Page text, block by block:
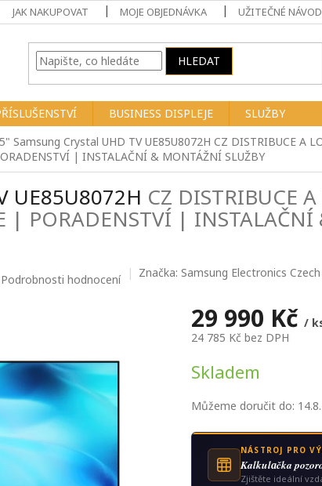
JAK NAKUPOVAT MOJE OBJEDNÁVKA UŽITEČNÉ
HLEDAT
BUSINESS DISPLEJE SLUŽBY
Samsung Crystal UHD TV UE85U8072HCZ DISTRIBUCE A
| INSTALAČNÍ & MONTÁŽNÍ SLUŽBY
UE85U8072H CZ DISTRIBUCE
| PORADENSTVÍ |
Podrobnosti hodnocení Značka: Samsung Electronics
29 990 Kč /
24 785 Kč bez DPH
cena:
Skladem
Můžeme doručit do:
NÁSTROJ PRO
Kalkulаčka
Zjištěte ideální